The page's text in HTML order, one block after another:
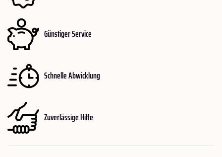
Günstiger Service
Schnelle Abwicklung
Zuverlässige Hilfe